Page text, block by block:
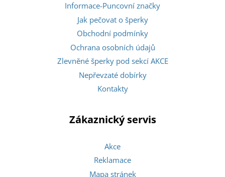
Informace-Puncovní značky
Jak pečovat o šperky
Obchodní podmínky
Ochrana osobních údajů
Zlevněné šperky pod sekcí AKCE
Nepřevzaté dobírky
Kontakty
Zákaznický servis
Akce
Reklamace
Mapa stránek